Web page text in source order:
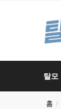
탈모
홈 /